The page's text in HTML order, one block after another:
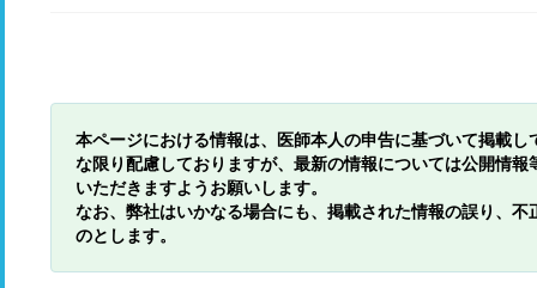
本ページにおける情報は、医師本人の申告に基づいて掲載
な限り配慮しておりますが、最新の情報については公開情
いただきますようお願いします。
なお、弊社はいかなる場合にも、掲載された情報の誤り、
のとします。